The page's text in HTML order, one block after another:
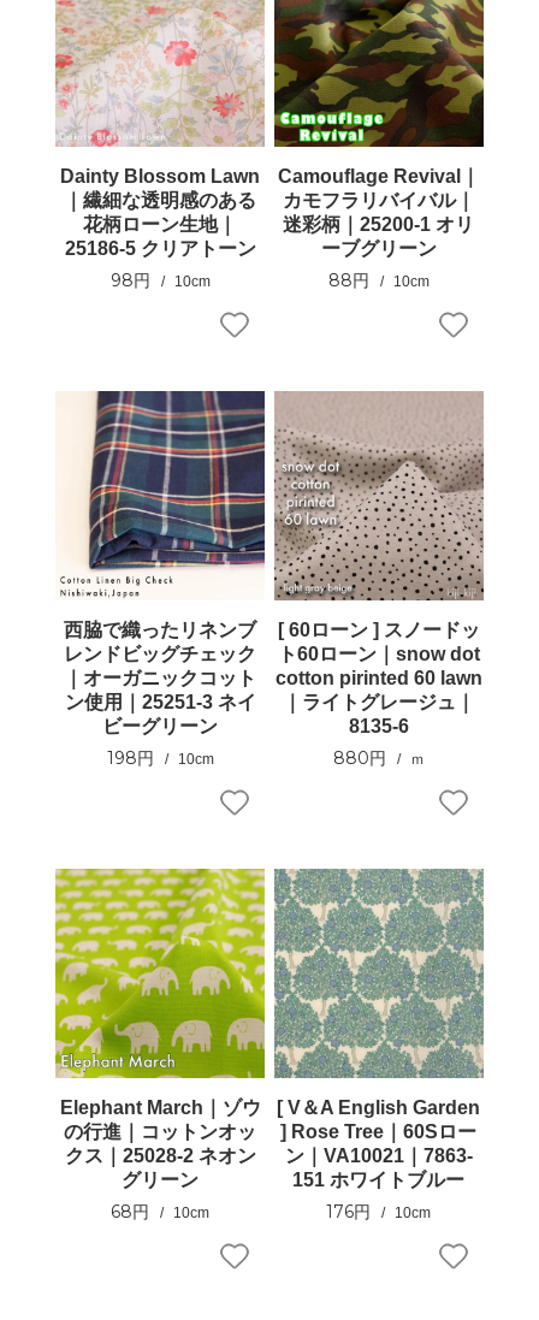
Dainty Blossom Lawn
｜繊細な透明感のある
花柄ローン生地｜
25186-5 クリアトーン
98円 10cm
Camouflage Revival｜
カモフラリバイバル｜
迷彩柄｜25200-1 オリ
ーブグリーン
88円 10cm
西脇で織ったリネンブ
レンドビッグチェック
｜オーガニックコット
ン使用｜25251-3 ネイ
ビーグリーン
198円 10cm
[ 60ローン ] スノードッ
ト60ローン｜snow dot
cotton pirinted 60 lawn
｜ライトグレージュ｜
8135-6
880円 ｍ
Elephant March｜ゾウ
の行進｜コットンオッ
クス｜25028-2 ネオン
グリーン
68円 10cm
[ V＆A English Garden
] Rose Tree｜60Sロー
ン｜VA10021｜7863-
151 ホワイトブルー
176円 10cm